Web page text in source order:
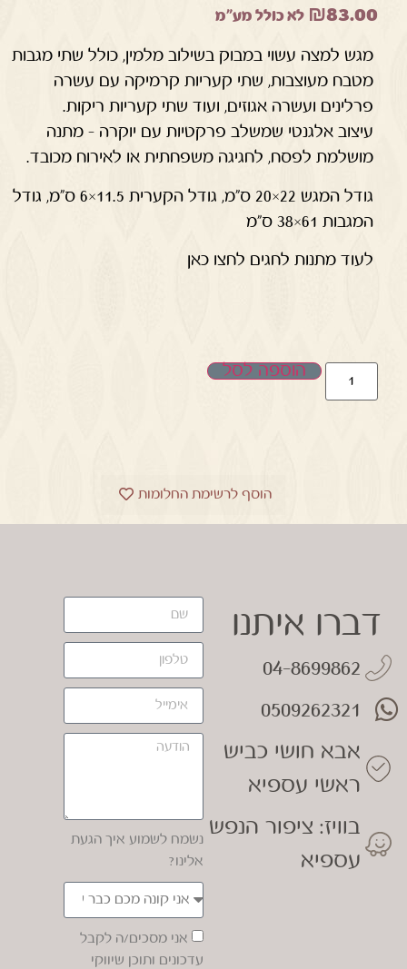
₪83.00 לא כולל מע"מ
מגש למצה עשוי במבוק בשילוב מלמין, כולל שתי מגבות
מטבח מעוצבות, שתי קעריות קרמיקה עם עשרה
פרלינים ועשרה אגוזים, ועוד שתי קעריות ריקות.
עיצוב אלגנטי שמשלב פרקטיות עם יוקרה – מתנה
מושלמת לפסח, לחגיגה משפחתית או לאירוח מכובד.
גודל המגש 22×20 ס"מ, גודל הקערית 11.5×6 ס"מ, גודל
המגבות 61×38 ס"מ
לעוד מתנות לחגים לחצו כאן
הוספה לסל
הוסף לרשימת החלומות
דברו איתנו
04-8699862
0509262321
אבא חושי כביש
ראשי עספיא
בוויז: ציפור הנפש
עספיא
נשמח לשמוע איך הגעת
אלינו?
אני מסכים/ה לקבל
עדכונים ותוכן שיווקי